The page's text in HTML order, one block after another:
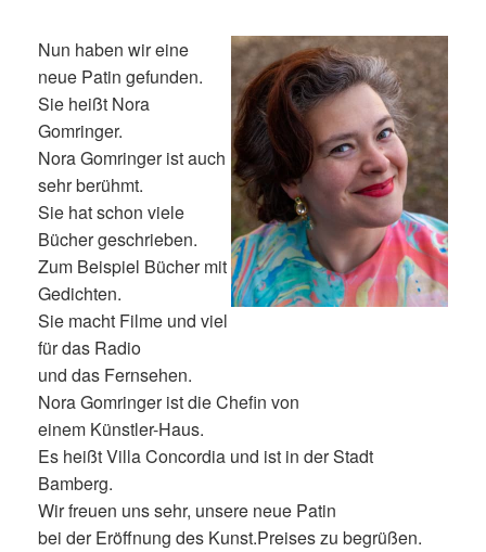
Nun haben wir eine
neue Patin gefunden.
Sie heißt Nora
Gomringer.
Nora Gomringer ist auch
sehr berühmt.
Sie hat schon viele
Bücher geschrieben.
Zum Beispiel Bücher mit
Gedichten.
Sie macht Filme und viel
für das Radio
und das Fernsehen.
Nora Gomringer ist die Chefin von
einem Künstler-Haus.
Es heißt Villa Concordia und ist in der Stadt
Bamberg.
Wir freuen uns sehr, unsere neue Patin
bei der Eröffnung des Kunst.Preises zu begrüßen.